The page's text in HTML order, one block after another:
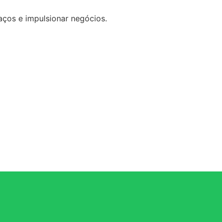
e impulsionar negócios.